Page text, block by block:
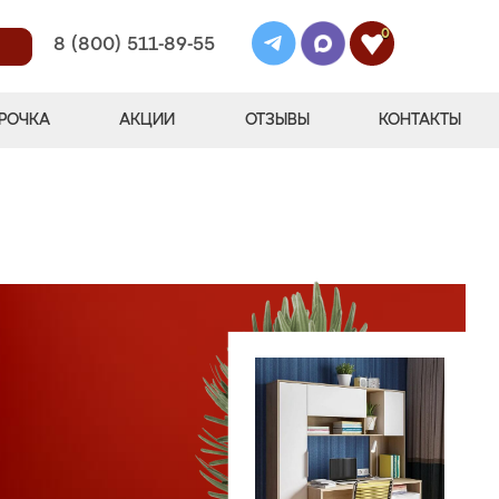
8 (800) 511-89-55
0
АКЦИИ ОТЗЫВЫ КОНТАКТЫ